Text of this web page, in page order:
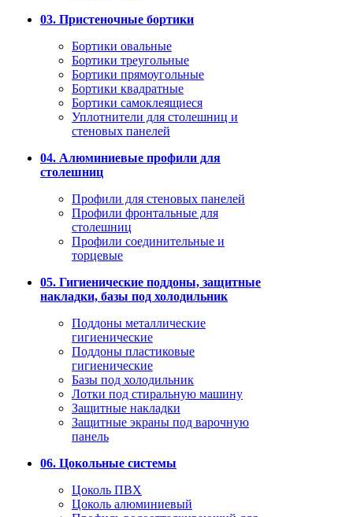
03. Пристеночные бортики
Бортики овальные
Бортики треугольные
Бортики прямоугольные
Бортики квадратные
Бортики самоклеящиеся
Уплотнители для столешниц и
стеновых панелей
04. Алюминиевые профили для
столешниц
Профили для стеновых панелей
Профили фронтальные для
столешниц
Профили соединительные и
торцевые
05. Гигиенические поддоны, защитные
накладки, базы под холодильник
Поддоны металлические
гигиенические
Поддоны пластиковые
гигиенические
Базы под холодильник
Лотки под стиральную машину
Защитные накладки
Защитные экраны под варочную
панель
06. Цокольные системы
Цоколь ПВХ
Цоколь алюминиевый